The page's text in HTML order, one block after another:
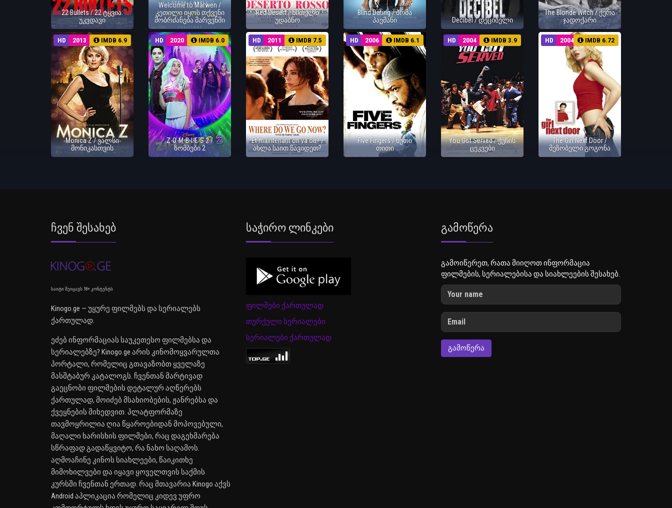
22 Bullets / 22 ტყვია:
უკვდავი
Welcome to Marwen /
კეთილი იყოს თქვენი
მობრძანება მარვენში
Red Desert / წითელი
უდაბნო
Blind Dating / ბრმა
პაემანი
Decibel / დეციბელი
The Blonde Witch / ქერა
ჯადოქარი
HD 2013 IMDB 6.9
Monica Z / ვალსი
მონიკასთვის
HD 2020 IMDB 6.0
Z-O-M-B-I-E-S 2 /
ზომბები 2
HD 2011 IMDB 7.5
Et maintenant on va où? /
ახლა საით წავიდეთ?
HD 2006 IMDB 6.1
Five Fingers / ხუთი
თითი
HD 2004 IMDB 3.9
You Got Served / ქუჩის
ცეკვები
HD 2004 IMDB 6.72
The Girl Next Door /
მეზობელი გოგონა
Ჩვენ Შესახებ
საიტი შეიცავს 18+ კონტენტს
Kinogo.ge — უყურე ფილმებს და სერიალებს
ქართულად.
ეძებ ინფორმაციას საუკეთესო ფილმებსა და
სერიალებზე? Kinogo.ge არის კინომოყვარულთა
პორტალი, რომელიც გთავაზობთ ყველაზე
მასშტაბურ კატალოგს. ჩვენთან მარტივად
გაეცნობი ფილმების დეტალურ აღწერებს
ქართულად, მოიძებ მსახიობების, ჟანრებსა და
ქვეყნების მიხედვით. პლატფორმაზე
თავმოყრილია ღია წყაროებიდან მოპოვებული,
მაღალი ხარისხის ფილმები, რაც დაგეხმარება
სწრაფად გადაწყვიტო, რა ნახო საღამოს.
აღმოაჩინე კინოს სიახლეები, წაიკითხე
მიმოხილვები და იყავი ყოველთვის საქმის
კურსში ჩვენთან ერთად. რაც მთავარია Kinogo აქვს
Android აპლიკაცია რომელიც კიდევ უფრო
Საჭირო Ლინკები
ფილმები ქართულად
თურქული სერიალები
სერიალები ქართულად
Გამოწერა
გამოიწერეთ, რათა მიიღოთ ინფორმაცია
ფილმების, სერიალებისა და სიახლეების შესახებ.
ᲒᲐᲛᲝᲬᲔᲠᲐ